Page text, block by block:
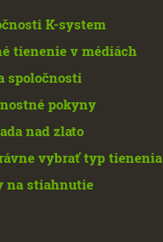
K-system
tienenie v médiách
spoločnosti
pokyny
nad zlato
vybrať typ tienenia
na stiahnutie